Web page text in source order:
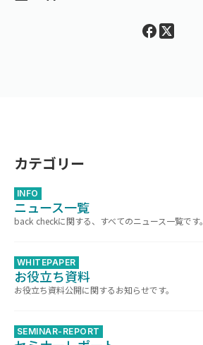
カテゴリー
INFO
ニュース一覧
back checkに関する、すべてのニュース一覧です。
WHITEPAPER
お役立ち資料
お役立ち資料公開に関するお知らせです。
SEMINAR-REPORT